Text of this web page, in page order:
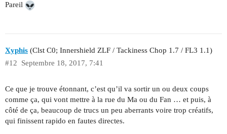
Pareil
Xyphis (Clst C0; Innershield ZLF / Tackiness Chop 1.7 / FL3 1.1)
Septembre 18, 2017, 7:41
#12
Ce que je trouve étonnant, c’est qu’il va sortir un ou deux coups
comme ça, qui vont mettre à la rue du Ma ou du Fan … et puis, à
côté de ça, beaucoup de trucs un peu aberrants voire trop créatifs,
qui finissent rapido en fautes directes.